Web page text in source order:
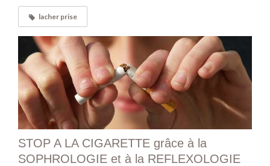
lacher prise
STOP A LA CIGARETTE grâce à la
SOPHROLOGIE et à la REFLEXOLOGIE